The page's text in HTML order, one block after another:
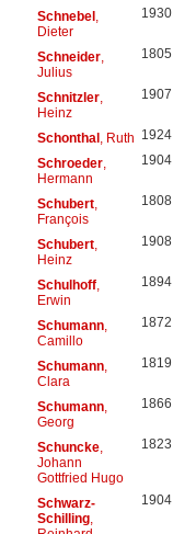
Schnebel,
Dieter
1930
Schneider,
Julius
1805
Schnitzler,
Heinz
1907
Schonthal, Ruth 1924
Schroeder,
Hermann
1904
Schubert,
François
1808
Schubert,
Heinz
1908
Schulhoff,
Erwin
1894
Schumann,
Camillo
1872
Schumann,
Clara
1819
Schumann,
Georg
1866
Schuncke,
Johann
Gottfried Hugo
1823
Schwarz-
Schilling,
1904